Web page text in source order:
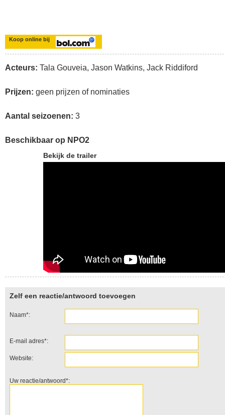
Koop online bij
Acteurs: Tala Gouveia, Jason Watkins, Jack Riddiford
Prijzen: geen prijzen of nominaties
Aantal seizoenen: 3
Beschikbaar op NPO2
Bekijk de trailer
Zelf een reactie/antwoord toevoegen
Naam*:
E-mail adres*:
Website:
Uw reactie/antwoord*: